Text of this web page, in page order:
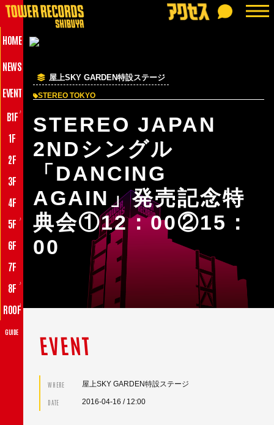
HOME
NEWS
EVENT
B1F ♪
1F
2F
3F
4F
5F
♪
6F
7F
8F
♪
ROOF♪
GUIDE
屋上SKY GARDEN特設ステージ
STEREO TOKYO
STEREO JAPAN
2NDシングル
「DANCING
AGAIN」発売記念特
典会①12：00②15：
00
EVENT
WHERE 屋上SKY GARDEN特設ステージ
DATE 2016-04-16 / 12:00